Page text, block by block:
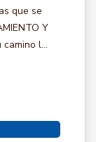
que se
Y
l...